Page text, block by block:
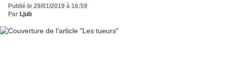
Publié le 29/01/2019 à 16:59
Par Ljub